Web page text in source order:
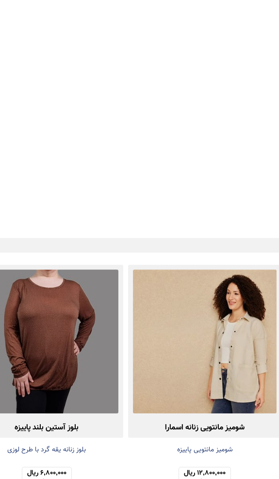
شومیز مانتویی زنانه اسمارا
شومیز مانتویی پاییزه
12,800,000 ریال
بلوز آستین بلند پاییزه
بلوز زنانه یقه گرد با طرح لوزی
6,800,000 ریال